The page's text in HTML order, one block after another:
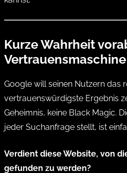
Kurze Wahrheit
Vertrauensmaschine
Google will seinen Nutzern das
vertrauenswürdigste Ergebnis
Geheimnis, keine Black Magic.
jeder Suchanfrage stellt, ist
Verdient diese Website, von
gefunden zu werden?